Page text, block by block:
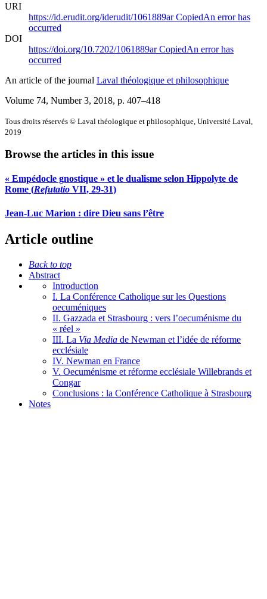
URI
https://id.erudit.org/iderudit/1061889arCopiedAn error has
occurred
DOI
https://doi.org/10.7202/1061889arCopiedAn error has
occurred
An article of the journal Laval théologique et philosophique
Volume 74, Number 3, 2018, p. 407–418
Tous droits réservés © Laval théologique et philosophique, Université Laval,
2019
Browse the articles in this issue
« Empédocle gnostique » et le dualisme selon Hippolyte de
Rome (Refutatio VII, 29-31)
Jean-Luc Marion : dire Dieu sans l’être
Article outline
Back to top
Abstract
Introduction
I. La Conférence Catholique sur les Questions
oecuméniques
II. Gazzada et Strasbourg : vers l’oecuménisme du
« réel »
III. La Via Media de Newman et l’idée de réforme
ecclésiale
IV. Newman en France
V. Oecuménisme et réforme ecclésiale Willebrands et
Congar
Conclusions : la Conférence Catholique à Strasbourg
Notes